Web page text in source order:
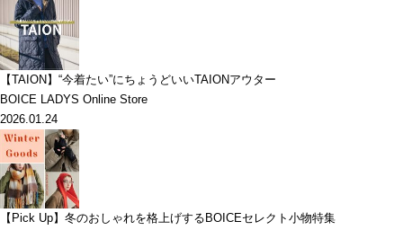
【TAION】“今着たい”にちょうどいいTAIONアウター
BOICE LADYS Online Store
2026.01.24
【Pick Up】冬のおしゃれを格上げするBOICEセレクト小物特集